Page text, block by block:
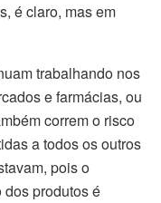
é claro, mas em
trabalhando nos
e farmácias, ou
correm o risco
a todos os outros
pois o
produtos é